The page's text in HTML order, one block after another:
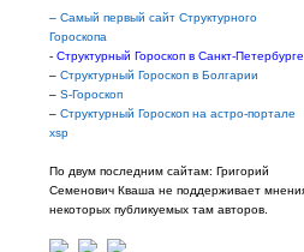
– Самый первый сайт Структурного
Гороскопа
- Структурный Гороскоп в Санкт-Петербурге
– Структурный Гороскоп в Болгарии
– S-Гороскоп
– Структурный Гороскоп на астро-портале
xsp
По двум последним сайтам: Григорий
Семенович Кваша не поддерживает
некоторых публикуемых там авторов.